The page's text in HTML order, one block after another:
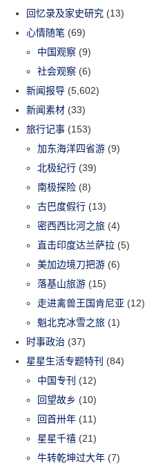
回忆录及家史研究 (13)
心情随笔 (69)
中国观察 (9)
社会观察 (6)
新闻报导 (5,602)
新闻素材 (33)
旅行记事 (153)
加东海洋四省游 (9)
北极纪行 (39)
南极探险 (8)
古巴度假行 (13)
密西西比河之旅 (4)
直击印度达兰萨拉 (5)
美加边境刀把游 (6)
落基山旅游 (15)
走进禽兽王国肯尼亚 (12)
魁北克冰雪之旅 (1)
时事政治 (37)
星星生活专题特刊 (84)
中国专刊 (12)
回望故乡 (10)
回首卅年 (11)
星星千禧 (21)
牛转乾坤过大年 (7)